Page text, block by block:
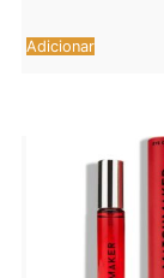
CANÁBIS 150
Adicionar